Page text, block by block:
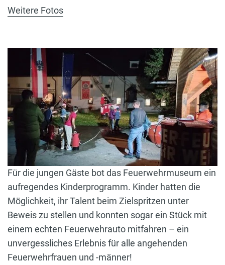
Weitere Fotos
Für die jungen Gäste bot das Feuerwehrmuseum ein
aufregendes Kinderprogramm. Kinder hatten die
Möglichkeit, ihr Talent beim Zielspritzen unter
Beweis zu stellen und konnten sogar ein Stück mit
einem echten Feuerwehrauto mitfahren – ein
unvergessliches Erlebnis für alle angehenden
Feuerwehrfrauen und -männer!